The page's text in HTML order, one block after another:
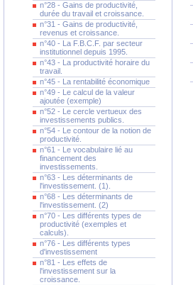
n°28 - Gains de productivité,
durée du travail et croissance.
n°31 - Gains de productivité,
revenus et croissance.
n°40 - La F.B.C.F. par secteur
institutionnel depuis 1995.
n°43 - La productivité horaire du
travail.
n°45 - La rentabilité économique
n°49 - Le calcul de la valeur
ajoutée (exemple)
n°52 - Le cercle vertueux des
investissements publics.
n°54 - Le contour de la notion de
productivité.
n°61 - Le vocabulaire lié au
financement des
investissements.
n°63 - Les déterminants de
l'investissement. (1).
n°68 - Les déterminants de
l'investissement. (2)
n°70 - Les différents types de
productivité (exemples et
calculs).
n°76 - Les différents types
d'investissement
n°81 - Les effets de
l'investissement sur la
croissance.